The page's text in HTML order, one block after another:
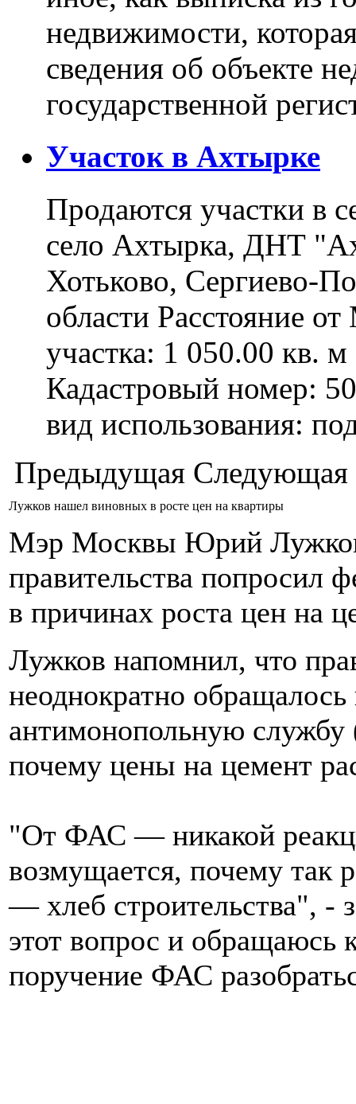
недвижимости,
сведения об объекте
государственной
Участок в Ахтырке
Продаются участки в
село Ахтырка, ДНТ
Хотьково, Сергиево-
области Расстояние
участка: 1 050.00 кв.
Кадастровый номер:
вид использования:
Предыдущая Следующая
Лужков нашел виновных в росте цен на квартиры
Мэр Москвы Юрий Лужков
правительства попросил
в причинах роста цен на
Лужков напомнил, что
неоднократно
антимонопольную
почему цены на цемент
"От ФАС — никакой
возмущается, почему так
— хлеб строительства", -
этот вопрос и обращаюсь
поручение ФАС